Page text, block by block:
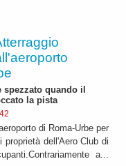
spezzato quando il
la pista
di Roma-Urbe per
dell'Aero Club di
a...